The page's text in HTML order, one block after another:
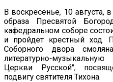
В воскресенье, 10 августа,
образа Пресвятой
кафедральном соборе
и пройдет крестный ход.
Соборного двора
литературно-
Церкви Русской",
подвигу святителя Тихона.